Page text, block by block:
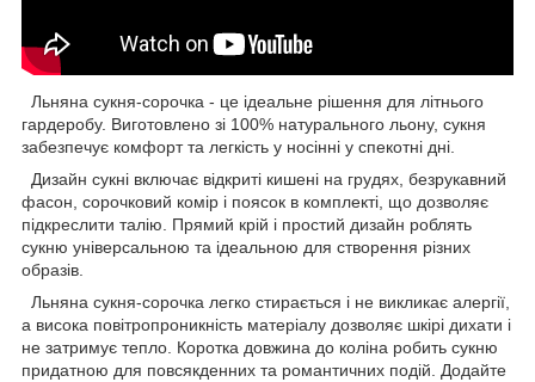
Льняна сукня-сорочка - це ідеальне рішення для літнього
гардеробу. Виготовлено зі 100% натурального льону, сукня
забезпечує комфорт та легкість у носінні у спекотні дні.
Дизайн сукні включає відкриті кишені на грудях, безрукавний
фасон, сорочковий комір і поясок в комплекті, що дозволяє
підкреслити талію. Прямий крій і простий дизайн роблять
сукню універсальною та ідеальною для створення різних
образів.
Льняна сукня-сорочка легко стирається і не викликає алергії,
а висока повітропроникність матеріалу дозволяє шкірі дихати і
не затримує тепло. Коротка довжина до коліна робить сукню
придатною для повсякденних та романтичних подій. Додайте